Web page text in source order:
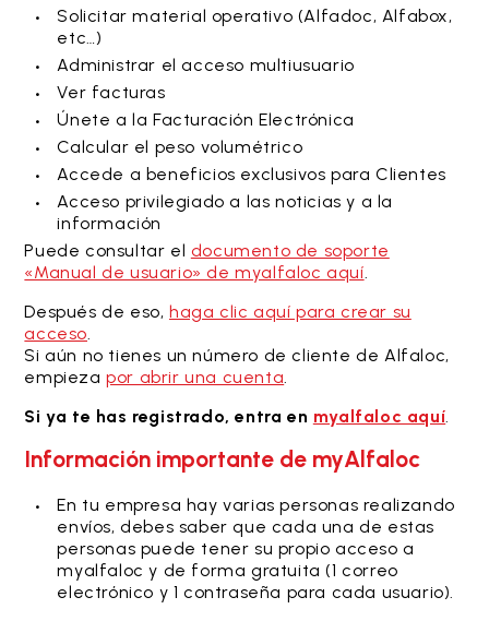
Solicitar material operativo (Alfadoc, Alfabox,
etc…)
Administrar el acceso multiusuario
Ver facturas
Únete a la Facturación Electrónica
Calcular el peso volumétrico
Accede a beneficios exclusivos para Clientes
Acceso privilegiado a las noticias y a la
información
Puede consultar el documento de soporte
«Manual de usuario» de myalfaloc aquí.
Después de eso, haga clic aquí para crear su
acceso.
Si aún no tienes un número de cliente de Alfaloc,
empiezapor abrir una cuenta.
Si ya te has registrado, entra en myalfaloc aquí.
Información importante de myAlfaloc
En tu empresa hay varias personas realizando
envíos, debes saber que cada una de estas
personas puede tener su propio acceso a
myalfaloc y de forma gratuita (1 correo
electrónico y 1 contraseña para cada usuario).